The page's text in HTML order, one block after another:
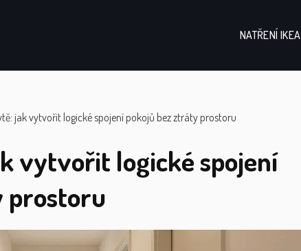
NATŘENÍ IKEA
jak vytvořit logické spojení pokojů bez ztráty prostoru
vytvořit logické spojení
prostoru